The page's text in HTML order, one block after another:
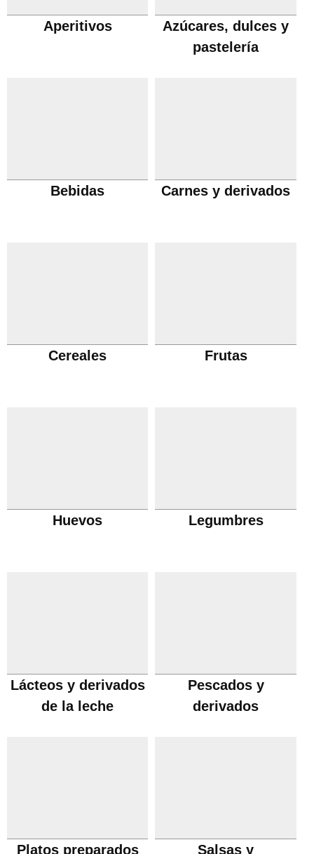
Aperitivos
Azúcares, dulces y
pastelería
Bebidas Carnes y derivados
Cereales Frutas
Huevos Legumbres
Lácteos y derivados
de la leche
Pescados y
derivados
Platos preparados Salsas y